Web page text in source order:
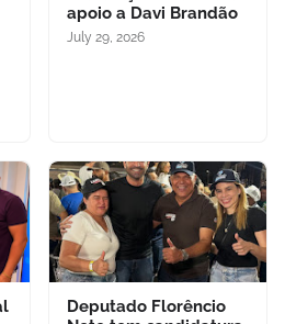
apoio a Davi Brandão
July 29, 2026
Deputado Florêncio